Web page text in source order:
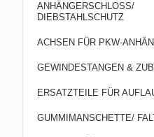
ANHÄNGERSCHLOSS/
DIEBSTAHLSCHUTZ
ACHSEN FÜR PKW-
GEWINDESTANGEN &
ERSATZTEILE FÜR
GUMMIMANSCHETTE/